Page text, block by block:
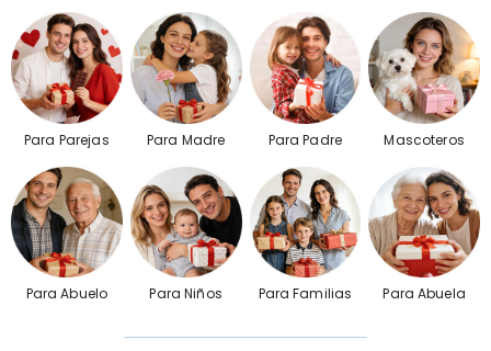
Para Parejas Para Madre Para Padre Mascoteros
Para Abuelo Para Niños Para Familias Para Abuela